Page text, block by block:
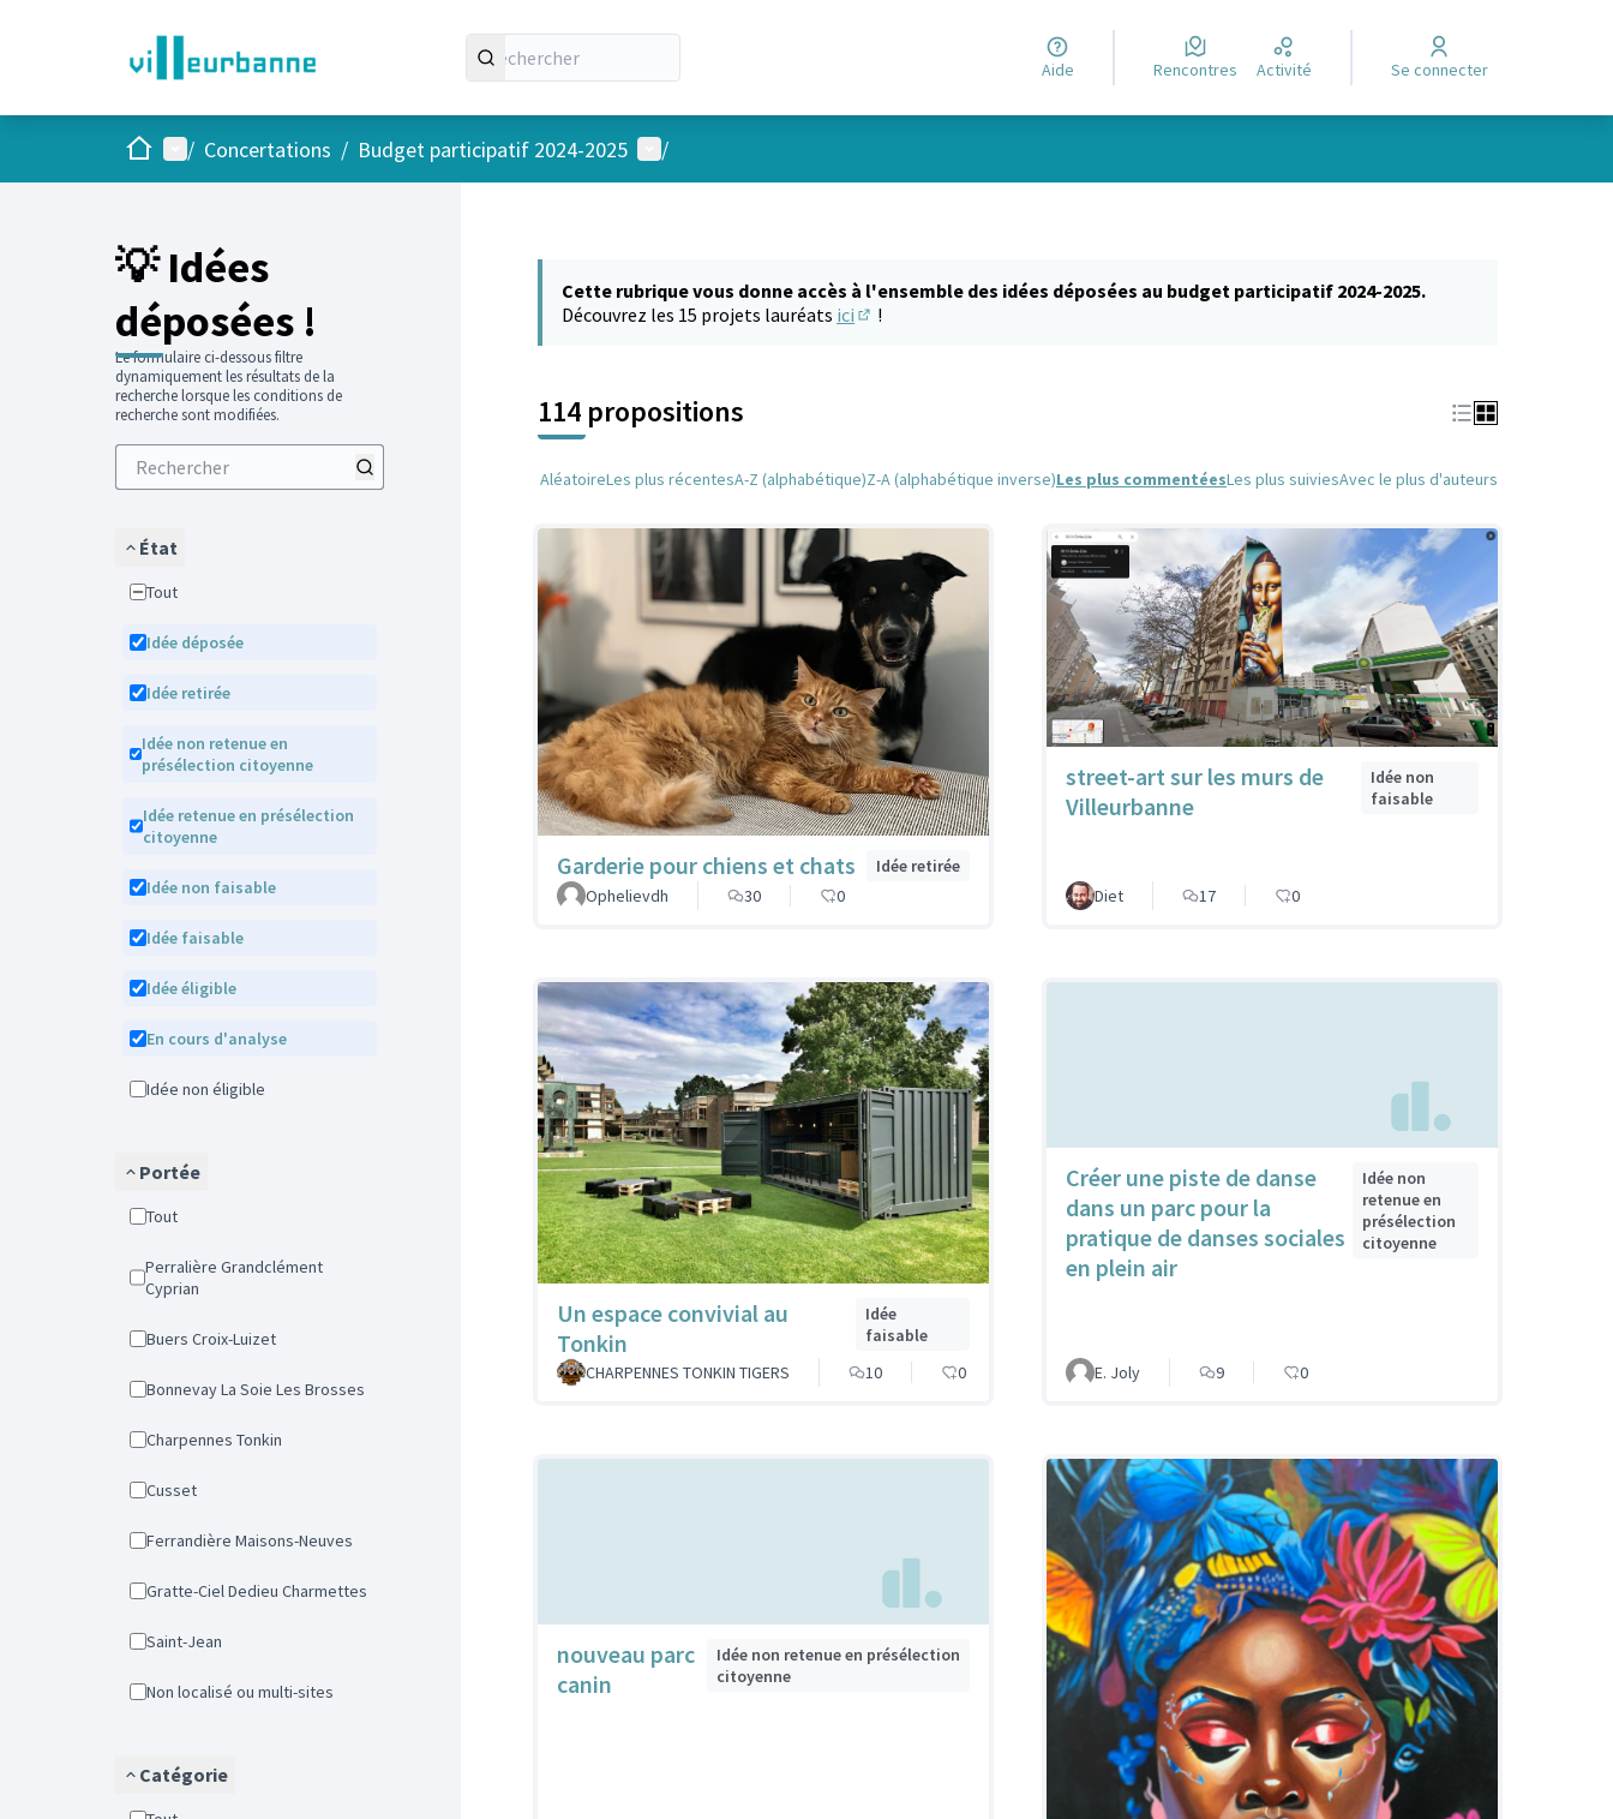
Aide Rencontres Activité Se connecter
AccueilMenu principal
/ Concertations / Budget participatif 2024-2025 Menu utilisateur
/
💡 Idées
déposées !
Le formulaire ci-dessous filtre
dynamiquement les résultats de la
recherche lorsque les conditions de
recherche sont modifiées.
État
Tout
Idée déposée
Idée retirée
Idée non retenue en
présélection citoyenne
Idée retenue en présélection
citoyenne
Idée non faisable
Idée faisable
Idée éligible
En cours d'analyse
Idée non éligible
Portée
Tout
Perralière Grandclément
Cyprian
Buers Croix-Luizet
Bonnevay La Soie Les Brosses
Charpennes Tonkin
Cusset
Ferrandière Maisons-Neuves
Gratte-Ciel Dedieu Charmettes
Saint-Jean
Non localisé ou multi-sites
Catégorie
Cette rubrique vous donne accès à l'ensemble des idées déposées au budget participatif 2024-2025.
Découvrez les 15 projets lauréats ici !
114 propositions
AléatoireLes plus récentesA-Z (alphabétique)Z-A (alphabétique inverse)Les plus commentéesLes plus suiviesAvec le plus d'auteurs
Garderie pour chiens et chats
Idée retirée
Ophelievdh
30 0
street-art sur les murs de
Villeurbanne
Idée non
faisable
Diet 17 0
Un espace convivial au
Tonkin
Idée
faisable
CHARPENNES TONKIN TIGERS
10 0
Créer une piste de danse
dans un parc pour la
pratique de danses sociales
en plein air
Idée non
retenue en
présélection
citoyenne
E. Joly 9 0
nouveau parc
canin
Idée non retenue en présélection
citoyenne